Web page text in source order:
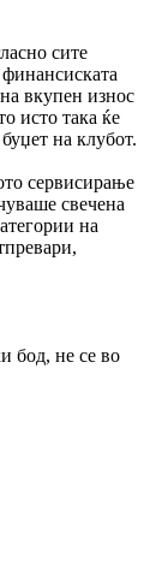
сите
вкупен износ
исто така ќе
на клубот.
сервисирање
свечена
на
бод, не се во